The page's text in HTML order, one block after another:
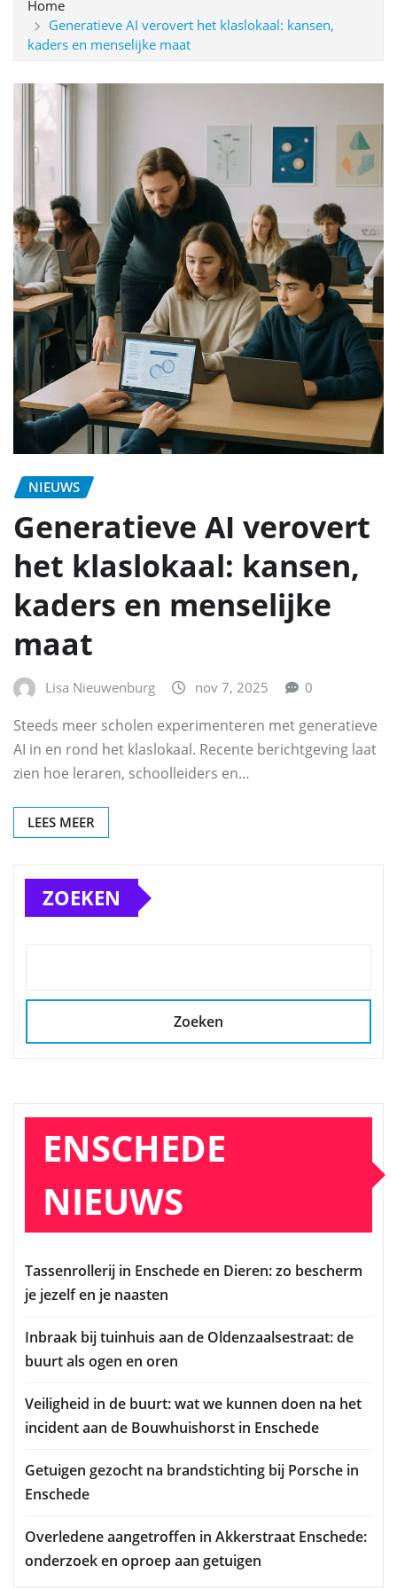
Home
Generatieve AI verovert het klaslokaal: kansen,
kaders en menselijke maat
NIEUWS
Generatieve AI verovert
het klaslokaal: kansen,
kaders en menselijke
maat
Lisa Nieuwenburg nov 7, 2025 0
Steeds meer scholen experimenteren met generatieve
AI in en rond het klaslokaal. Recente berichtgeving laat
zien hoe leraren, schoolleiders en…
LEES MEER
ZOEKEN
Zoeken
ENSCHEDE
NIEUWS
Tassenrollerij in Enschede en Dieren: zo bescherm
je jezelf en je naasten
Inbraak bij tuinhuis aan de Oldenzaalsestraat: de
buurt als ogen en oren
Veiligheid in de buurt: wat we kunnen doen na het
incident aan de Bouwhuishorst in Enschede
Getuigen gezocht na brandstichting bij Porsche in
Enschede
Overledene aangetroffen in Akkerstraat Enschede:
onderzoek en oproep aan getuigen